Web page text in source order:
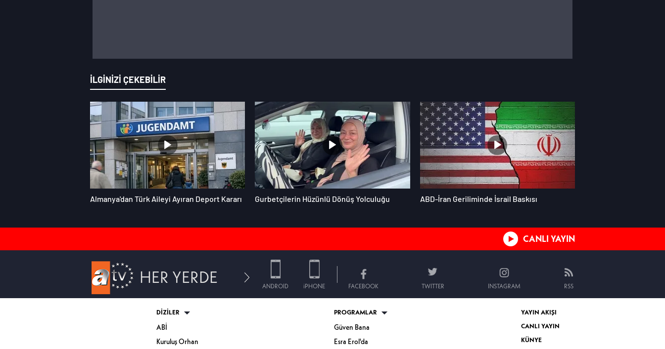
İLGİNİZİ ÇEKEBİLİR
Almanya'dan Türk Aileyi Ayıran Deport Kararı Gurbetçilerin Hüzünlü Dönüş Yolculuğu ABD-İran Geriliminde İsrail Baskısı
CANLI YAYIN
HER YERDE ANDROID iPHONE FACEBOOK TWITTER INSTAGRAM RSS
DİZİLER
ABİ
Kuruluş Orhan
PROGRAMLAR
Güven Bana
Esra Erol'da
YAYIN AKIŞI
CANLI YAYIN
KÜNYE